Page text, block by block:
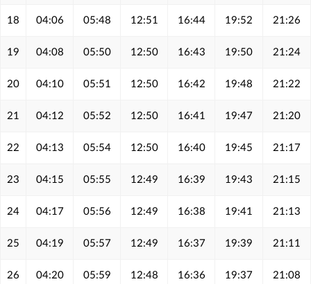
18 04:06 05:48 12:51 16:44 19:52 21:26
19 04:08 05:50 12:50 16:43 19:50 21:24
20 04:10 05:51 12:50 16:42 19:48 21:22
21 04:12 05:52 12:50 16:41 19:47 21:20
22 04:13 05:54 12:50 16:40 19:45 21:17
23 04:15 05:55 12:49 16:39 19:43 21:15
24 04:17 05:56 12:49 16:38 19:41 21:13
25 04:19 05:57 12:49 16:37 19:39 21:11
26 04:20 05:59 12:48 16:36 19:37 21:08